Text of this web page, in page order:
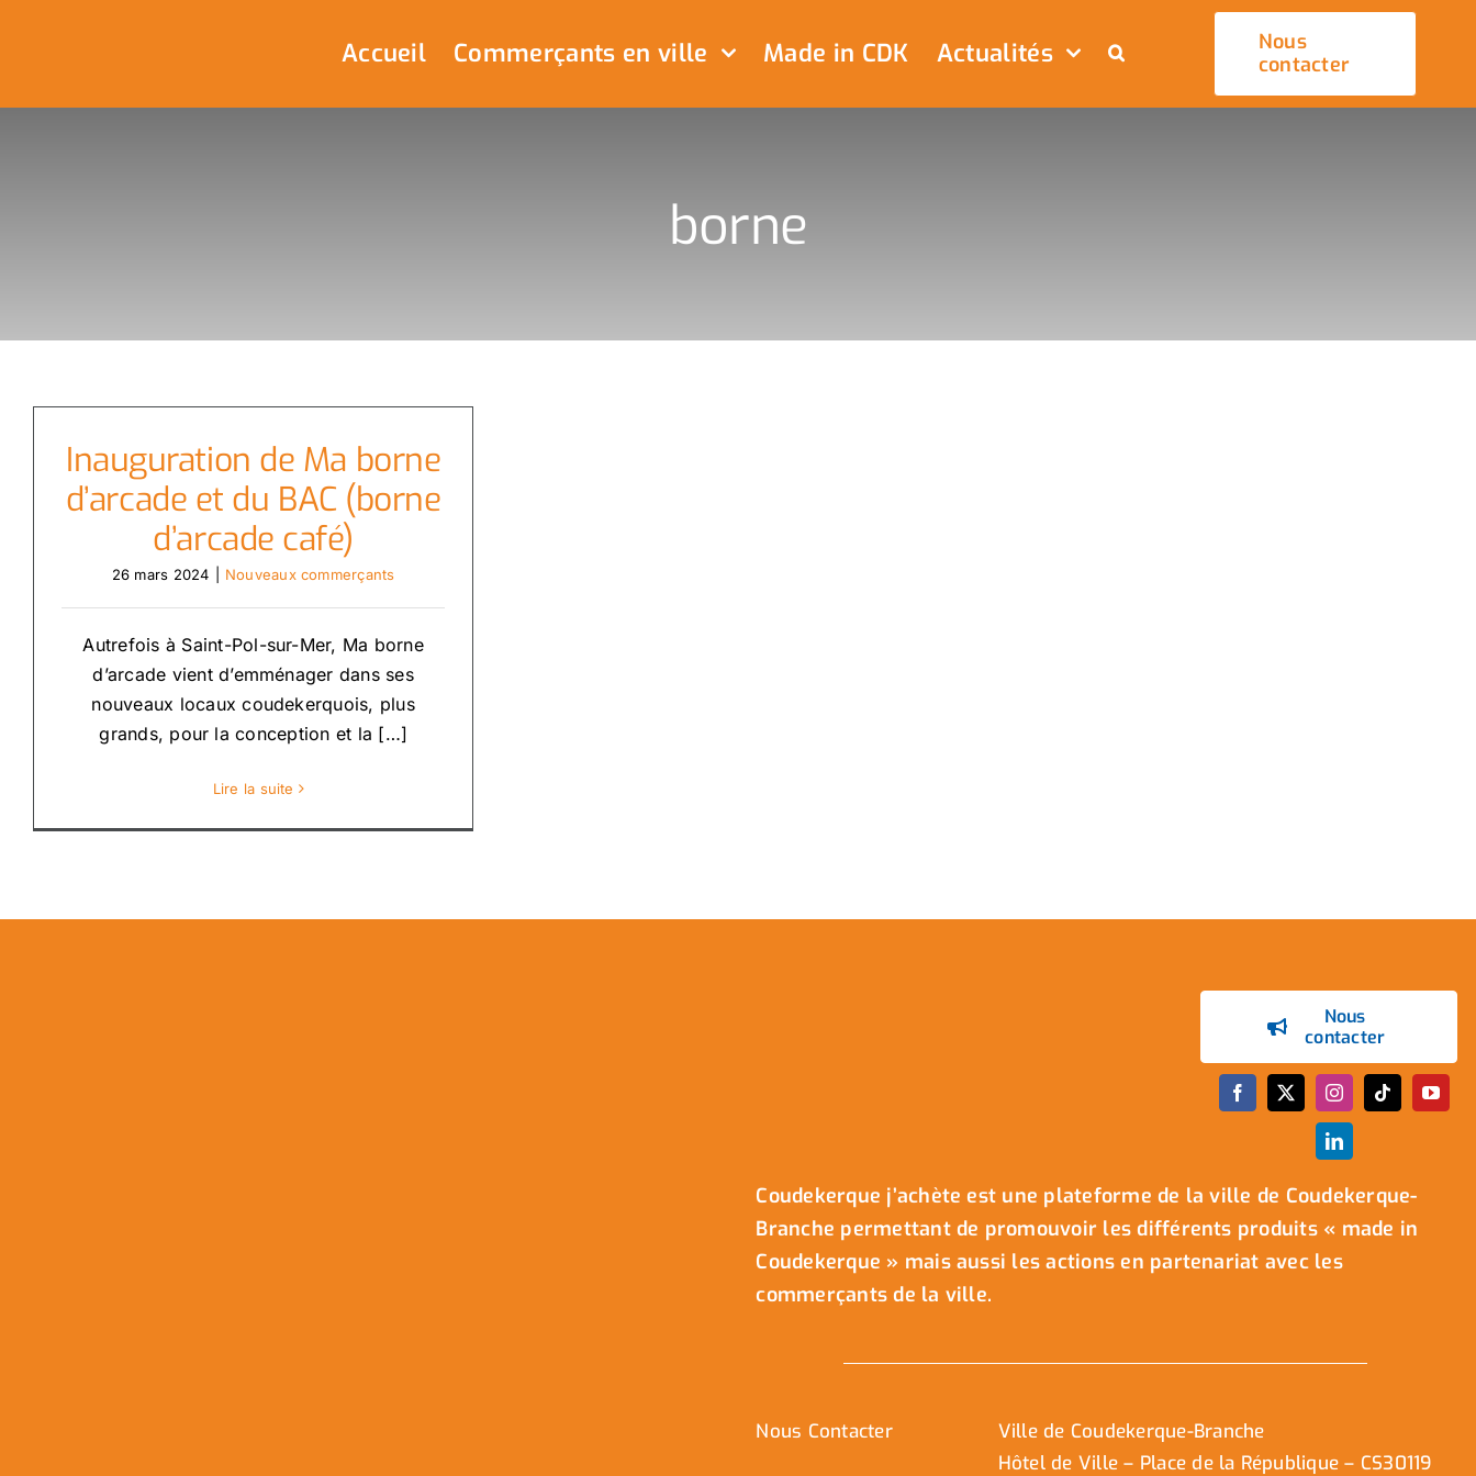
Accueil Commerçants en ville Made in CDK Actualités
Nous
contacter
borne
Inauguration de Ma borne
d’arcade et du BAC (borne
d’arcade café)
26 mars 2024 Nouveaux commerçants
Autrefois à Saint-Pol-sur-Mer, Ma borne
d’arcade vient d’emménager dans ses
nouveaux locaux coudekerquois, plus
grands, pour la conception et la […]
Lire la suite
Nous
contacter
Coudekerque j’achète est une plateforme de la ville de Coudekerque-
Branche permettant de promouvoir les différents produits « made in
Coudekerque » mais aussi les actions en partenariat avec les
commerçants de la ville.
Nous Contacter
Ville de Coudekerque-Branche
Hôtel de Ville – Place de la République – CS30119